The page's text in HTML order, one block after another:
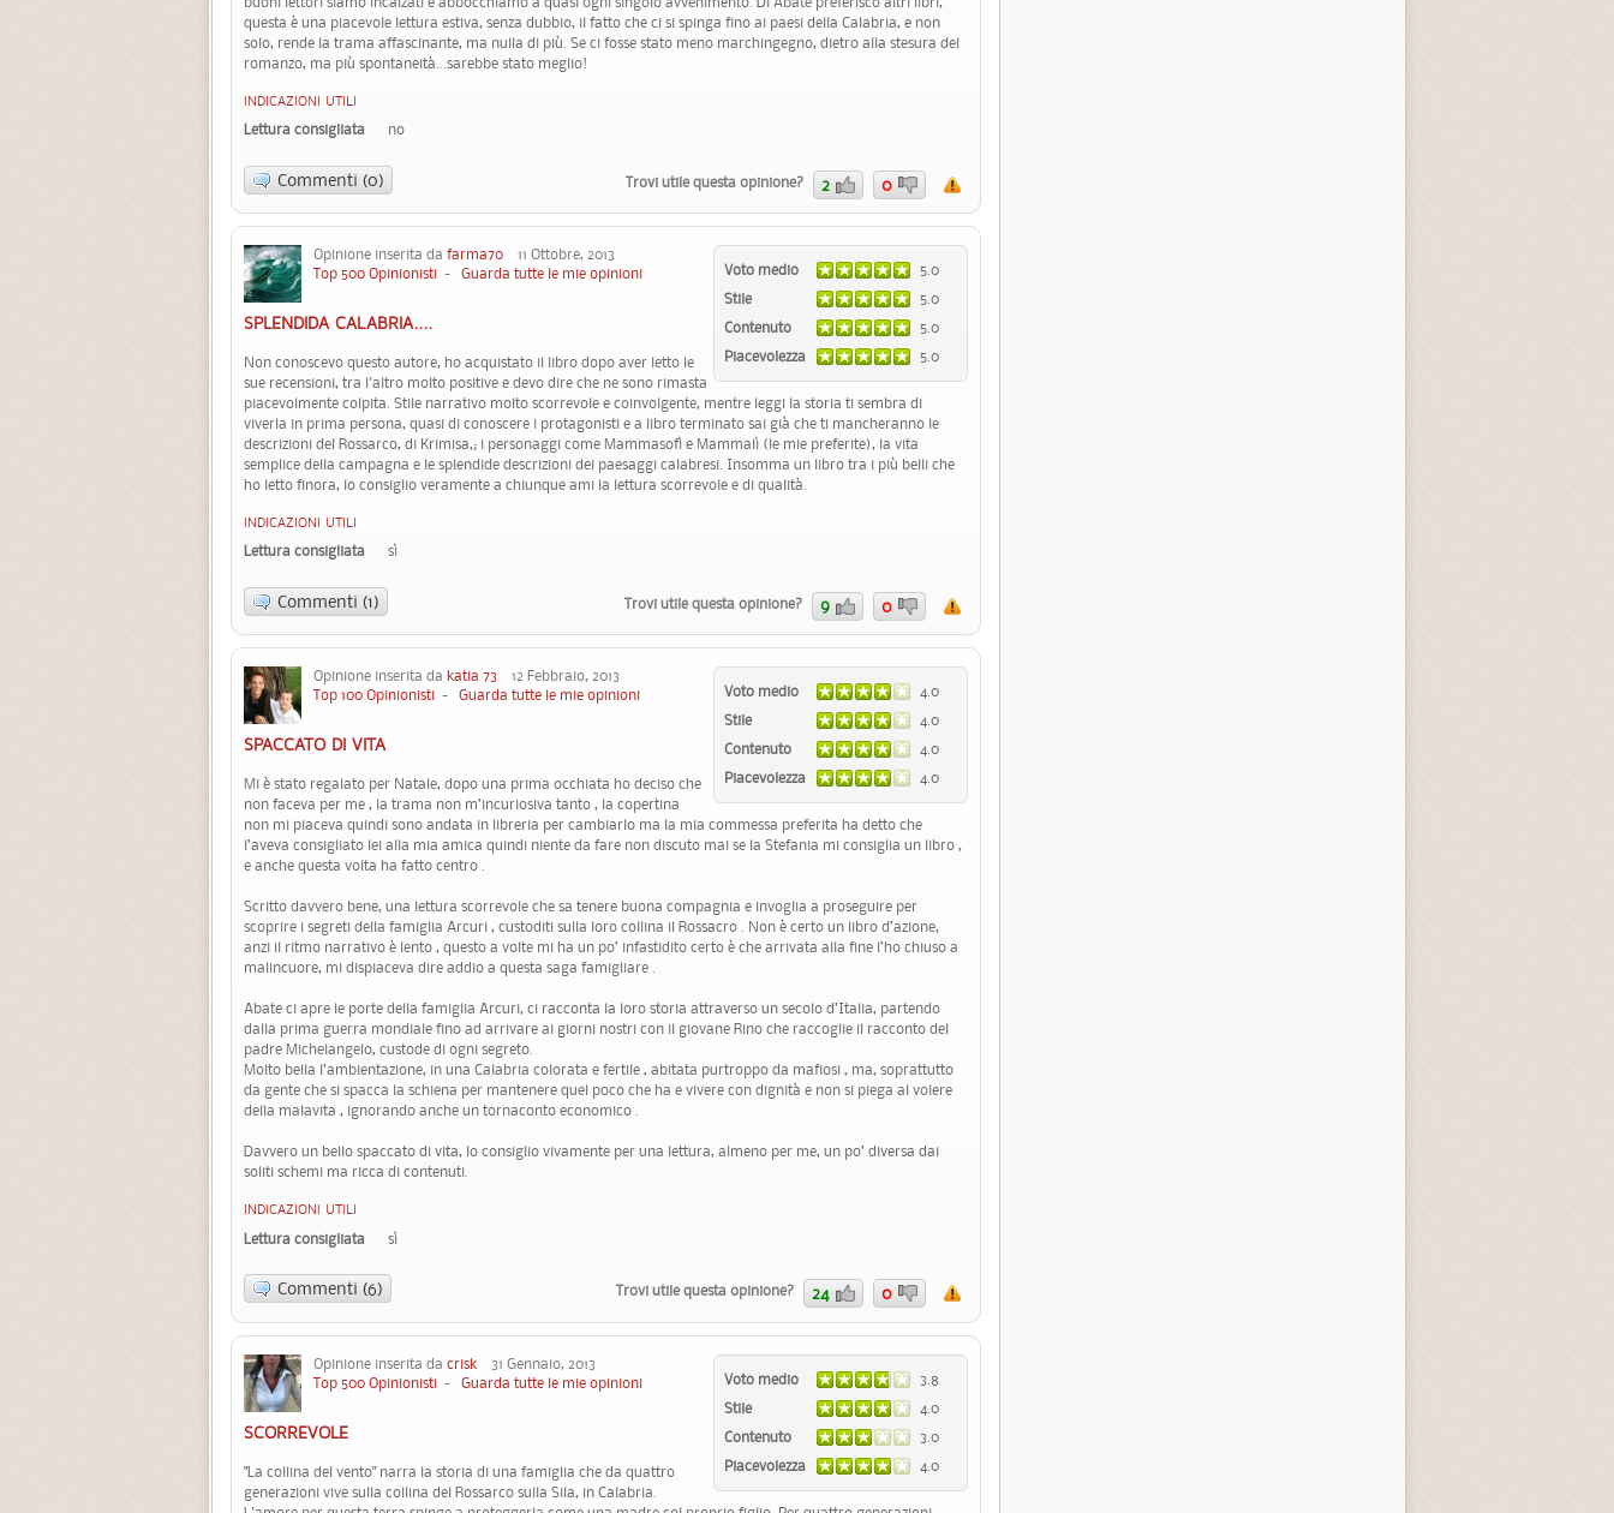
questa è una piacevole lettura estiva, senza dubbio, il fatto che ci si spinga fino ai paesi della Calabria, e non
solo, rende la trama affascinante, ma nulla di più. Se ci fosse stato meno marchingegno, dietro alla stesura del
romanzo, ma più spontaneità...sarebbe stato meglio!
INDICAZIONI UTILI
Lettura consigliata no
Commenti (0) Trovi utile questa opinione? 2 0
Voto medio
5.0
Stile
5.0
Contenuto
5.0
Piacevolezza
5.0
Opinione inserita da farma70 11 Ottobre, 2013
Top 500 Opinionisti - Guarda tutte le mie opinioni
SPLENDIDA CALABRIA....
Non conoscevo questo autore, ho acquistato il libro dopo aver letto le
sue recensioni, tra l'altro molto positive e devo dire che ne sono rimasta
piacevolmente colpita. Stile narrativo molto scorrevole e coinvolgente, mentre leggi la storia ti sembra di
viverla in prima persona, quasi di conoscere i protagonisti e a libro terminato sai già che ti mancheranno le
descrizioni del Rossarco, di Krimisa,; i personaggi come Mammasofì e Mammalì (le mie preferite), la vita
semplice della campagna e le splendide descrizioni dei paesaggi calabresi. Insomma un libro tra i più belli che
ho letto finora, lo consiglio veramente a chiunque ami la lettura scorrevole e di qualità.
INDICAZIONI UTILI
Lettura consigliata sì
Commenti (1) Trovi utile questa opinione? 9 0
Voto medio
4.0
Stile
4.0
Contenuto
4.0
Piacevolezza
4.0
Opinione inserita da katia 73 12 Febbraio, 2013
Top 100 Opinionisti - Guarda tutte le mie opinioni
SPACCATO DI VITA
Mi è stato regalato per Natale, dopo una prima occhiata ho deciso che
non faceva per me , la trama non m’incuriosiva tanto , la copertina
non mi piaceva quindi sono andata in libreria per cambiarlo ma la mia commessa preferita ha detto che
l’aveva consigliato lei alla mia amica quindi niente da fare non discuto mai se la Stefania mi consiglia un libro ,
e anche questa volta ha fatto centro .
Scritto davvero bene, una lettura scorrevole che sa tenere buona compagnia e invoglia a proseguire per
scoprire i segreti della famiglia Arcuri , custoditi sulla loro collina il Rossacro . Non è certo un libro d’azione,
anzi il ritmo narrativo è lento , questo a volte mi ha un po’ infastidito certo è che arrivata alla fine l’ho chiuso a
malincuore, mi dispiaceva dire addio a questa saga famigliare .
Abate ci apre le porte della famiglia Arcuri, ci racconta la loro storia attraverso un secolo d’Italia, partendo
dalla prima guerra mondiale fino ad arrivare ai giorni nostri con il giovane Rino che raccoglie il racconto del
padre Michelangelo, custode di ogni segreto.
Molto bella l’ambientazione, in una Calabria colorata e fertile , abitata purtroppo da mafiosi , ma, soprattutto
da gente che si spacca la schiena per mantenere quel poco che ha e vivere con dignità e non si piega al volere
della malavita , ignorando anche un tornaconto economico .
Davvero un bello spaccato di vita, lo consiglio vivamente per una lettura, almeno per me, un po’ diversa dai
soliti schemi ma ricca di contenuti.
INDICAZIONI UTILI
Lettura consigliata sì
Commenti (6) Trovi utile questa opinione? 24 0
Voto medio
3.8
Stile
4.0
Contenuto
3.0
Piacevolezza
4.0
Opinione inserita da crisk 31 Gennaio, 2013
Top 500 Opinionisti - Guarda tutte le mie opinioni
SCORREVOLE
"La collina del vento" narra la storia di una famiglia che da quattro
generazioni vive sulla collina del Rossarco sulla Sila, in Calabria.